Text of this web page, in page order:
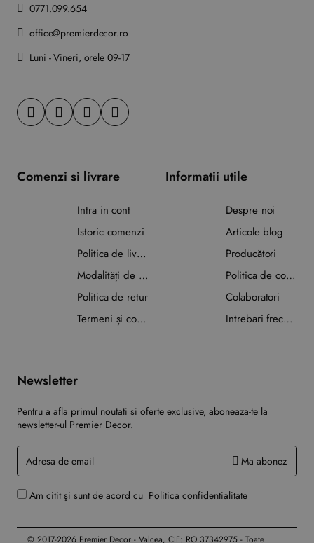
0771.099.654
office@premierdecor.ro
Luni - Vineri, orele 09-17
Comenzi si livrare
Intra in cont
Istoric comenzi
Politica de livrare
Modalități de plată
Politica de retur
Termeni și condiții
Informatii utile
Despre noi
Articole blog
Producători
Politica de confidențialitate
Colaboratori
Intrebari frecvente
Newsletter
Pentru a afla primul noutati si oferte exclusive, aboneaza-te la
newsletter-ul Premier Decor.
Adresa
de
email
Ma abonez
Am citit şi sunt de acord cu Politica confidentialitate
© 2017-2026 Premier Decor - Valcea, CIF: RO 37342975 - Toate